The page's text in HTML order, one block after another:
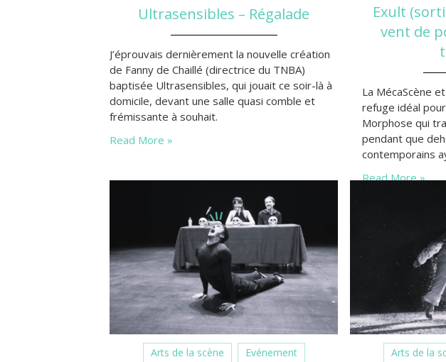
Ultrasensibles – Régalade
J’éprouvais dernièrement la nouvelle création
de Fanny de Chaillé (directrice du TNBA)
baptisée Ultrasensibles, qui jouait ce soir-là à
domicile, devant une salle quasi comble et
frémissante à souhait.
Read More »
Exult
vent de
La MécaScène
refuge idéal
Morphose qui
pendant que
contemporains
Soraya Thomas
février dernier
Read More »
Arts de la scène
Evénement
Arts de la